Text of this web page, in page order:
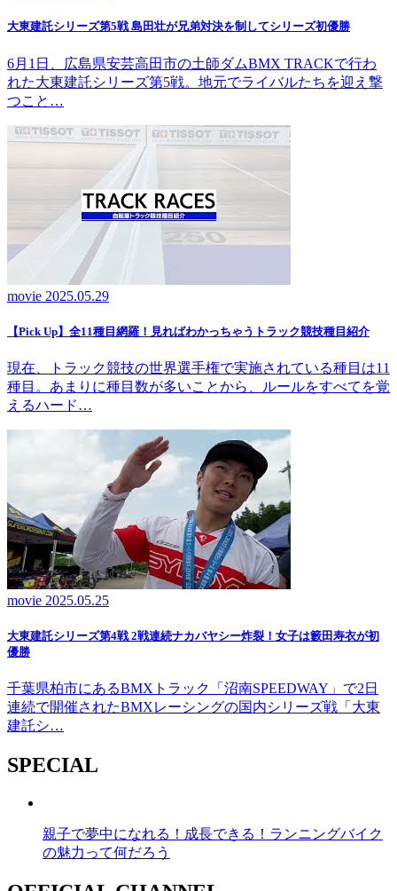
大東建託シリーズ第5戦 島田壮が兄弟対決を制してシリーズ初優勝
6月1日、広島県安芸高田市の土師ダムBMX TRACKで行わ
れた大東建託シリーズ第5戦。地元でライバルたちを迎え撃
つこと…
movie 2025.05.29
【Pick Up】全11種目網羅！見ればわかっちゃうトラック競技種目紹介
現在、トラック競技の世界選手権で実施されている種目は11
種目。あまりに種目数が多いことから、ルールをすべてを覚
えるハード…
movie 2025.05.25
大東建託シリーズ第4戦 2戦連続ナカバヤシー炸裂！女子は籔田寿衣が初
優勝
千葉県柏市にあるBMXトラック「沼南SPEEDWAY」で2日
連続で開催されたBMXレーシングの国内シリーズ戦「大東
建託シ…
SPECIAL
親子で夢中になれる！成長できる！ランニングバイク
の魅力って何だろう